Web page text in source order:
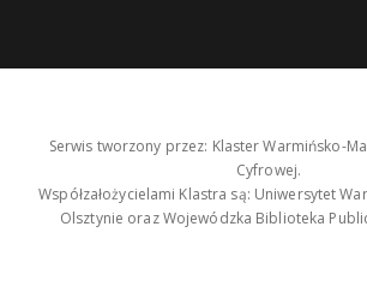
Serwis tworzony przez: Klaster Warmińsko-
Cyfrowej.
Współzałożycielami Klastra są: Uniwersytet
Olsztynie oraz Wojewódzka Biblioteka